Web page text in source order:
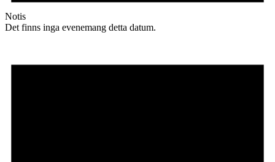
Notis
Det finns inga evenemang detta datum.